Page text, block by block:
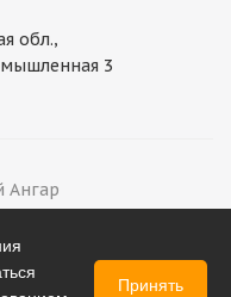
обл.,
3
Ангар
Принять